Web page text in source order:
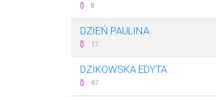
8
DZIEŃ PAULINA
17
DZIKOWSKA EDYTA
67